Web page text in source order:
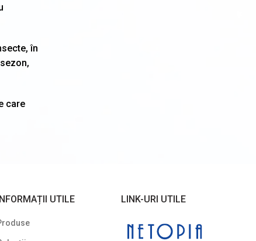
în
care
Trandafir (Rosa)
UTILE LINK-URI UTILE